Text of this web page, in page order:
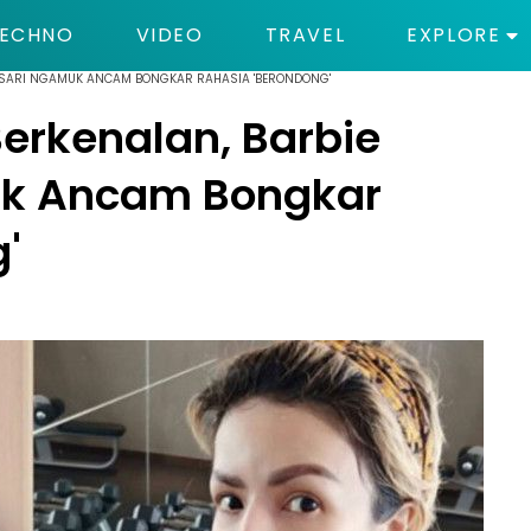
VIDEO TRAVEL EXPLORE
NGAMUK ANCAM BONGKAR RAHASIA 'BERONDONG'
Barbie
Ancam Bongkar